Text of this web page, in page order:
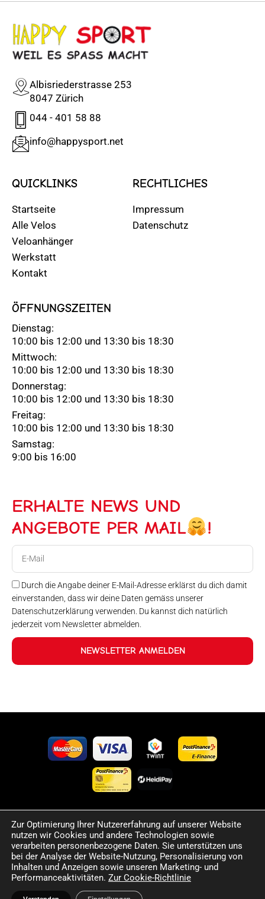
Albisriederstrasse 253
8047 Zürich
044 - 401 58 88
info@happysport.net
QUICKLINKS
Startseite
Alle Velos
Veloanhänger
Werkstatt
Kontakt
RECHTLICHES
Impressum
Datenschutz
ÖFFNUNGSZEITEN
Dienstag:
10:00 bis 12:00 und 13:30 bis 18:30
Mittwoch:
10:00 bis 12:00 und 13:30 bis 18:30
Donnerstag:
10:00 bis 12:00 und 13:30 bis 18:30
Freitag:
10:00 bis 12:00 und 13:30 bis 18:30
Samstag:
9:00 bis 16:00
ERHALTE NEWS UND
ANGEBOTE PER MAIL
!
Durch die Angabe deiner E-Mail-Adresse erklärst du dich damit
einverstanden, dass wir deine Daten gemäss unserer
Datenschutzerklärung verwenden. Du kannst dich natürlich
jederzeit vom Newsletter abmelden.
NEWSLETTER ANMELDEN
©2024 Happy Sport. Alle auf dieser Website angegebenen
Preise und Informationen sind unverbindlich und können
Fehler sowie Irrtümer enthalten. Wir behalten uns das Recht
vor, jederzeit Änderungen vorzunehmen. Für die Richtigkeit
und Aktualität der bereitgestellten Informationen
übernehmen wir keine Haftung.
Zur Optimierung Ihrer Nutzererfahrung auf unserer Website
nutzen wir Cookies und andere Technologien sowie
verarbeiten personenbezogene Daten. Sie unterstützen uns
bei der Analyse der Website-Nutzung, Personalisierung von
Inhalten und Anzeigen sowie unseren Marketing- und
Performanceaktivitäten. Zur Cookie-Richtlinie